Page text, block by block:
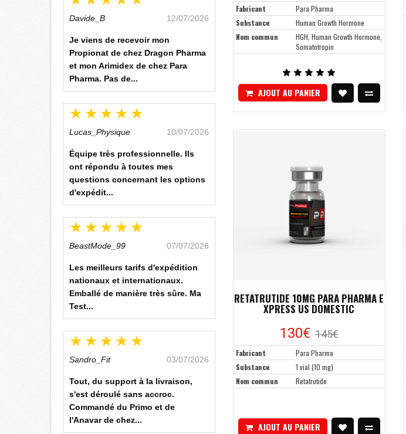
Davide_B 12/07/2026
Je viens de recevoir mon
Propionat de chez Dragon Pharma
et mon Arimidex de chez Para
Pharma. Pas de...
Lucas_Physique 10/07/2026
Équipe très professionnelle. Ils
ont répondu à toutes mes
questions concernant les options
d'expédit...
BeastMode_99 07/07/2026
Les meilleurs tarifs d'expédition
nationaux et internationaux.
Emballé de manière très sûre. Ma
Test...
Sandro_Fit 03/07/2026
Tout, du support à la livraison,
s'est déroulé sans accroc.
Commandé du Primo et de
l'Anavar de chez...
Fabricant
Para Pharma
Substance
Human Growth Hormone
Nom commun
HGH, Human Growth Hormone,
Somatotropin
AJOUT AU PANIER
RETATRUTIDE 10MG PARA PHARMA E
XPRESS US DOMESTIC
130€ 145€
Fabricant
Para Pharma
Substance
1 vial (10 mg)
Nom commun
Retatrutide
AJOUT AU PANIER